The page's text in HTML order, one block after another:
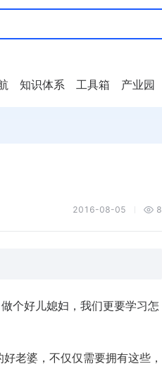
知识体系 工具箱 产业园
2016-08-05 8
个好儿媳妇，我们更要学习怎
老婆，不仅仅需要拥有这些，